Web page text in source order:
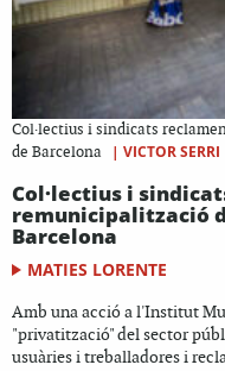
Col·lectius i sindicats
de Barcelona
| VICTOR SERRI
Col·lectius i
remunicipalització
Barcelona
MATIES LORENTE
Amb una acció a l'Institut
"privatització" del sector
usuàries i treballadores i